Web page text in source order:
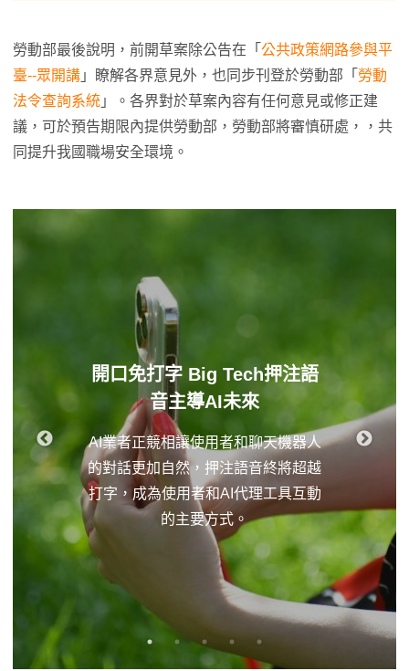
勞動部最後說明，前開草案除公告在「 公共政策網路參與平
臺--眾開講 」瞭解各界意見外，也同步刊登於勞動部「 勞動
法令查詢系統 」。各界對於草案內容有任何意見或修正建
議，可於預告期限內提供勞動部，勞動部將審慎研處，，共
同提升我國職場安全環境。
開口免打字 Big Tech押注語
音主導AI未來
AI業者正競相讓使用者和聊天機器人
的對話更加自然，押注語音終將超越
打字，成為使用者和AI代理工具互動
的主要方式。